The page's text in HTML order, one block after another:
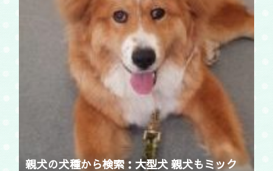
親犬の犬種から検索：大型犬 親犬もミック